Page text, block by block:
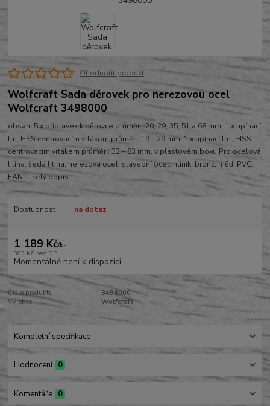
Ohodnotit produkt
Wolfcraft Sada děrovek pro nerezovou ocel
Wolfcraft 3498000
obsah: 5 x připravek k děrovce průměr : 20, 29, 35, 51 a 68 mm, 1 x upínací
trn, HSS centrovacím vrtákem průměr : 19 – 29 mm, 1 x upínací trn , HSS
centrovacím vrtákem průměr : 32 – 83 mm, v plastovém boxu Pro ocelová
litina, šedá litina, nerezová ocel, stavební ocel, hliník, bronz, měď, PVC,
EAN ... celý popis
Dostupnost na dotaz
1 189 Kč/ks
983 Kč bez DPH
Momentálně není k dispozici
Číslo produktu:
3498000
Výrobce:
Wolfcraft
Kompletní specifikace
Hodnocení 0
Komentáře 0